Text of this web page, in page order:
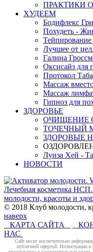
ПРАКТИКИ
ХУДЕЕМ
Бодифлекс
Похудеть -
Тейпирование
Лучшее от
Галина
Оксисайз для
Протокол
Массаж
Массаж
Гипноз для
ЗДОРОВЬЕ
ОЧИЩЕНИЕ
ТОЧЕЧНЫЙ
ЗДОРОВЫЕ
Луиза Хей -
НОВОСТИ
© 2018 Клуб молодости,
наверх
КАРТА САЙТА
НАС
Cайт носит исключительно
публичной офертой. Иллюстрации и